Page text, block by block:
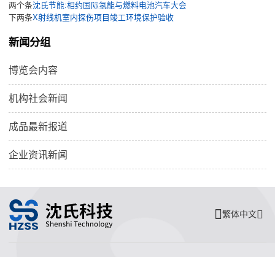
两个条沈氏节能:相约国际氢能与燃料电池汽车大会
下两条X射线机室内探伤项目竣工环境保护验收
新闻分组
博览会内容
机构社会新闻
成品最新报道
企业资讯新闻
繁体中文